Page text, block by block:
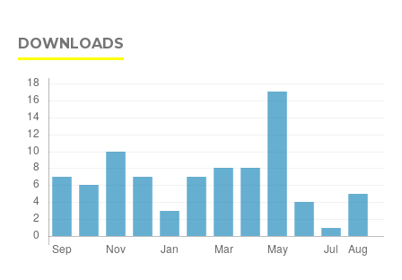
DOWNLOADS